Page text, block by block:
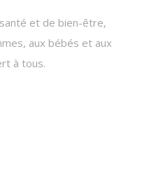
et de bien-être,
aux bébés et aux
à tous.